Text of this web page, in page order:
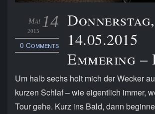
14
Mai
2015
0 Comments
Donnerstag,
14.05.2015
Emmering –
Um halb sechs holt mich der Wecker
kurzen Schlaf – wie eigentlich immer,
Tour gehe. Kurz ins Bald, dann